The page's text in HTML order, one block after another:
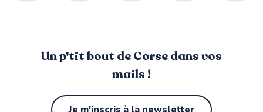
Un p'tit bout de Corse dans vos
mails !